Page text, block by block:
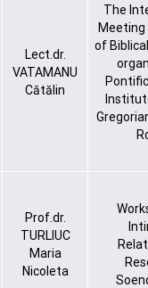
Lect.dr.
VATAMANU
Cătălin
The
of
Prof.dr.
TURLIUC
Maria
Nicoleta